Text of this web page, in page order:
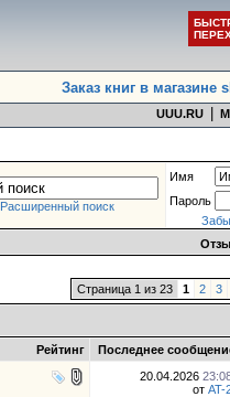
Заказ книг в магазине
UUU.RU
Расширенный поиск
Имя
Пароль
Страница 1 из 23 1 2 3
Рейтинг Последнее
20.04.2026
от AT-